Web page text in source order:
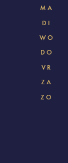
MA
DI
WO
DO
VR
ZA
ZO